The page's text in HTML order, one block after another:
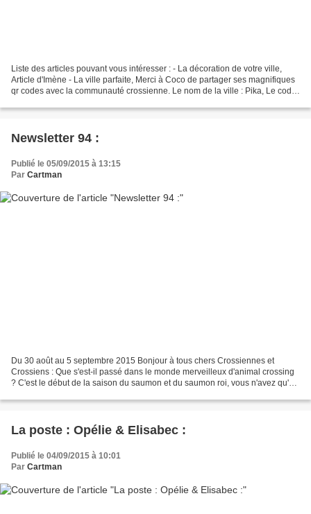
Liste des articles pouvant vous intéresser : - La décoration de votre ville,
Article d'Imène - La ville parfaite, Merci à Coco de partager ses magnifiques
qr codes avec la communauté crossienne. Le nom de la ville : Pika, Le code
Newsletter 94 :
Publié le 05/09/2015 à 13:15
Par Cartman
Du 30 août au 5 septembre 2015 Bonjour à tous chers Crossiennes et
Crossiens : Que s'est-il passé dans le monde merveilleux d'animal crossing
? C'est le début de la saison du saumon et du saumon roi, vous n'avez qu'un
La poste : Opélie & Elisabec :
Publié le 04/09/2015 à 10:01
Par Cartman